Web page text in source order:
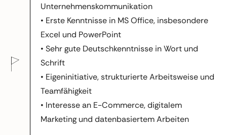
Unternehmenskommunikation
• Erste Kenntnisse in MS Office, insbesondere
Excel und PowerPoint
• Sehr gute Deutschkenntnisse in Wort und
Schrift
• Eigeninitiative, strukturierte Arbeitsweise und
Teamfähigkeit
• Interesse an E-Commerce, digitalem
Marketing und datenbasiertem Arbeiten